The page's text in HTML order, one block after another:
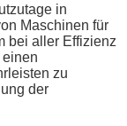
in
Maschinen für
bei aller Effizienz
zu
der